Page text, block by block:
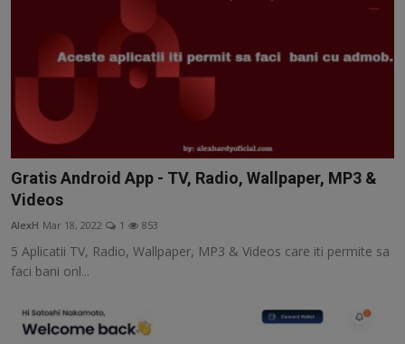
Gratis Android App - TV, Radio, Wallpaper, MP3 &
Videos
AlexH Mar 18, 2022 1 853
5 Aplicatii TV, Radio, Wallpaper, MP3 & Videos care iti permite sa
faci bani onl...